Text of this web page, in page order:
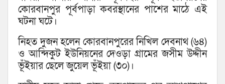
কোরবানপুর পূর্বপাড়া কবরস্থানের পাশের মাঠে এই
ঘটনা ঘটে।
নিহত দুজন হলেন কোরবানপুরের নিখিল দেবনাথ (৬৪)
ও আন্দিকুট ইউনিয়নের দেওড়া গ্রামের জসীম উদ্দীন
ভূঁইয়ার ছেলে জুয়েল ভূঁইয়া (৩০)।